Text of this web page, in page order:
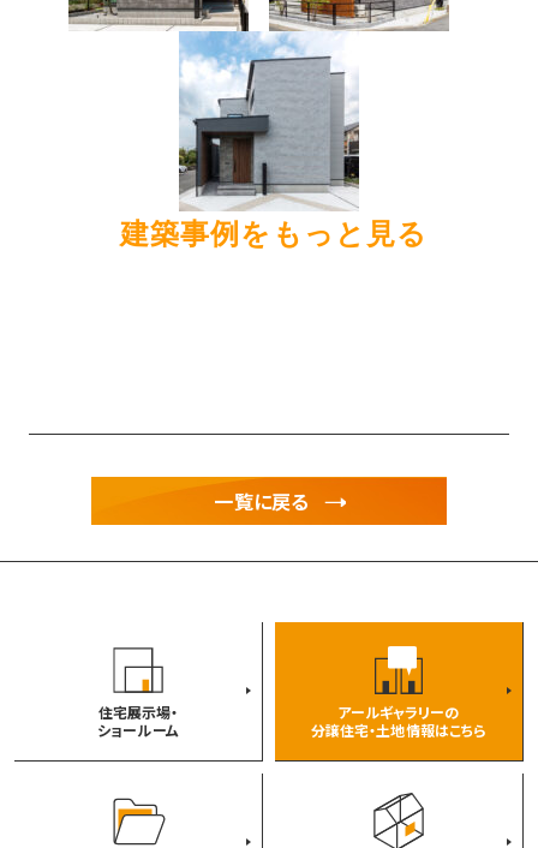
建築事例をもっと見る
一覧に戻る
住宅展示場・
ショールーム
アールギャラリーの
分譲住宅・土地情報はこちら